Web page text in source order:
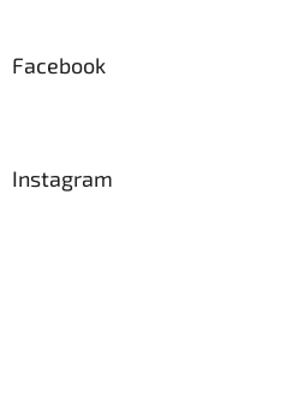
Facebook
Instagram